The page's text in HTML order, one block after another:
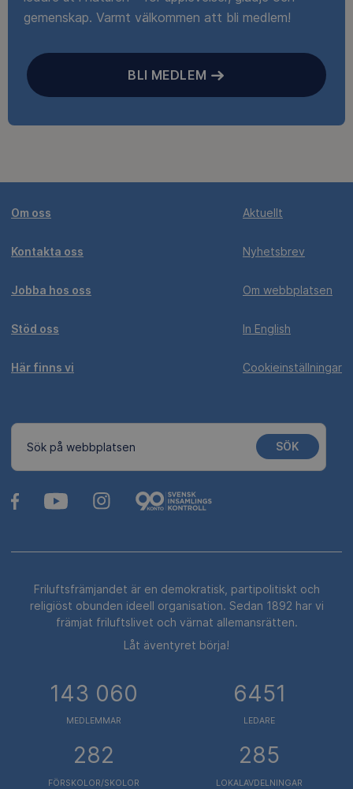
gemenskap. Varmt välkommen att bli medlem!
BLI MEDLEM
Om oss
Kontakta oss
Jobba hos oss
Stöd oss
Här finns vi
Aktuellt
Nyhetsbrev
Om webbplatsen
In English
Cookieinställningar
Sök på webbplatsen SÖK
Friluftsfrämjandet är en demokratisk, partipolitiskt och
religiöst obunden ideell organisation. Sedan 1892 har vi
främjat friluftslivet och värnat allemansrätten.
Låt äventyret börja!
143 060
MEDLEMMAR
6451
LEDARE
282
FÖRSKOLOR/SKOLOR
285
LOKALAVDELNINGAR